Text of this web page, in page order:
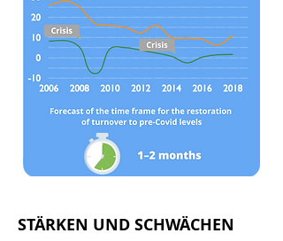
STÄRKEN UND SCHWÄCHEN